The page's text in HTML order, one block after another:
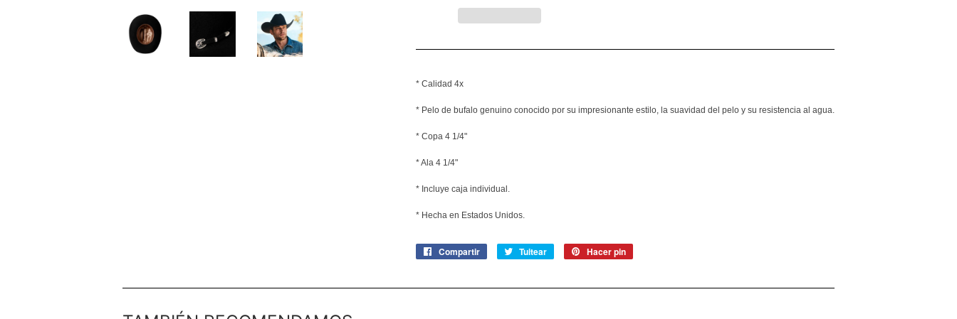
* Calidad 4x
* Pelo de bufalo genuino conocido por su impresionante estilo, la suavidad del pelo y su resistencia al agua.
* Copa 4 1/4"
* Ala 4 1/4"
* Incluye caja individual.
* Hecha en Estados Unidos.
Compartir
CompartirTuitear
Tuitear Hacer pin